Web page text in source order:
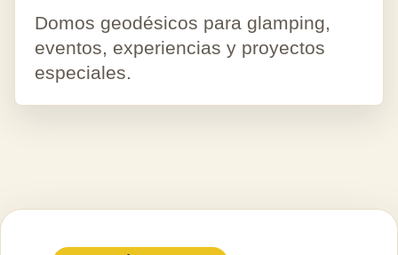
Domos geodésicos para glamping,
eventos, experiencias y proyectos
especiales.